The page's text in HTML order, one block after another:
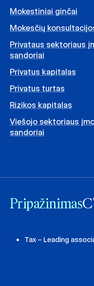
Mokestiniai ginčai
Mokesčių
Privataus sektoriaus
sandoriai
Privatus kapitalas
Privatus turtas
Rizikos kapitalas
Viešojo sektoriaus
sandoriai
Pripažinimas
Tax – Leading